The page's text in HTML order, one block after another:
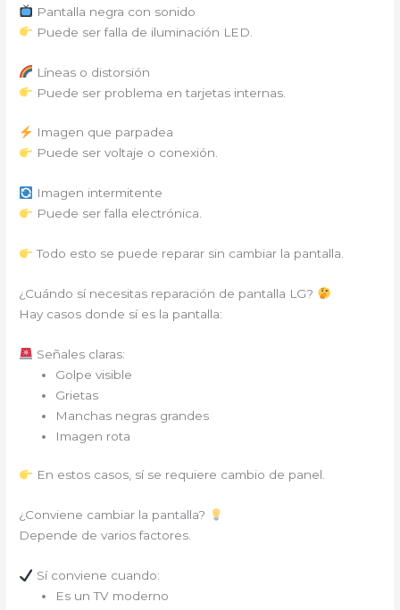
Pantalla negra con sonido
Puede ser falla de iluminación LED.
Líneas o distorsión
Puede ser problema en tarjetas internas.
Imagen que parpadea
Puede ser voltaje o conexión.
Imagen intermitente
Puede ser falla electrónica.
Todo esto se puede reparar sin cambiar la pantalla.
¿Cuándo sí necesitas reparación de pantalla LG?
Hay casos donde sí es la pantalla:
Señales claras:
Golpe visible
Grietas
Manchas negras grandes
Imagen rota
En estos casos, sí se requiere cambio de panel.
¿Conviene cambiar la pantalla?
Depende de varios factores.
Sí conviene cuando:
Es un TV moderno